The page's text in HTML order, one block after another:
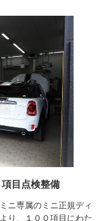
目点検整備
ニ専属のミニ正規ディ
り、１００項目にわた